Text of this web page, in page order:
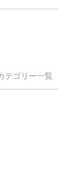
テゴリー一覧